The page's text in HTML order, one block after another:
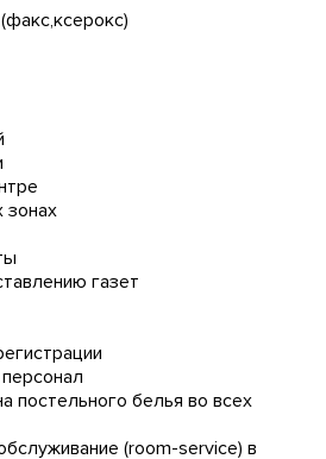
зонах
газет
постельного белья во всех
(room-service) в